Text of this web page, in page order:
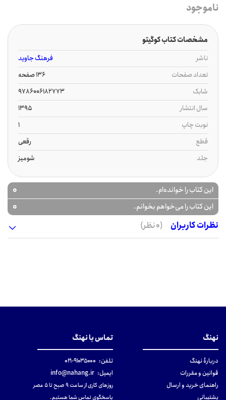
ناموجود
مشخصات کتاب کوگیتو
ناشر
فرهنگ جاوید
تعداد صفحات
136 صفحه
شابک
9786006182773
سال انتشار
1395
نوبت چاپ
1
قطع
رقعی
جلد
شومیز
این کتاب را خوانده‌ام. 0
این کتاب را می‌خواهم بخوانم.
0
نظرات کاربران
(0 نظر)
نهنگ
دربارهٔ نهنگ
قوانین و مقررات
راهنمای خرید و ارسال
پشتیبانی
تماس با نهنگ
تلفن: ۹۱۰۳۵۰۰۰-۰۲۱
ایمیل: info@nahang.ir
روزهای کاری از ساعت ۹ صبح تا ۵ عصر
پاسخگوی تماس شما هستیم.